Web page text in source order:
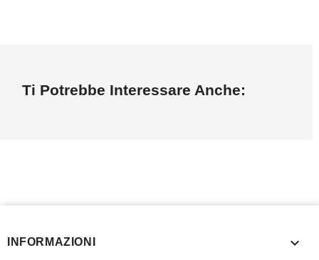
Ti Potrebbe Interessare Anche:
INFORMAZIONI 